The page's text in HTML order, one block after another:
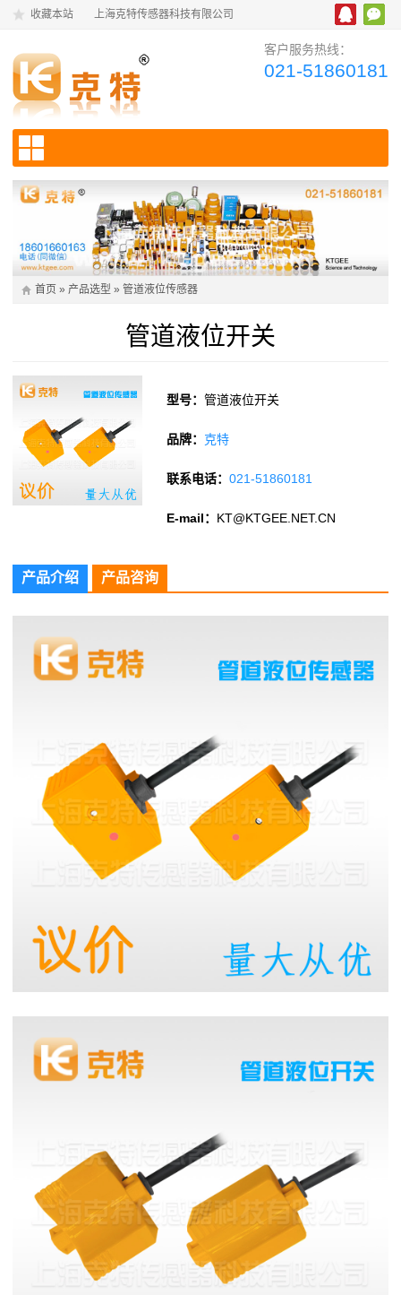
收藏本站 上海克特传感器科技有限公司
客户服务热线：
021-51860181
首页 » 产品选型 » 管道液位传感器
管道液位开关
型号：管道液位开关
品牌： 克特
联系电话：021-51860181
E-mail： KT@KTGEE.NET.CN
产品介绍 产品咨询